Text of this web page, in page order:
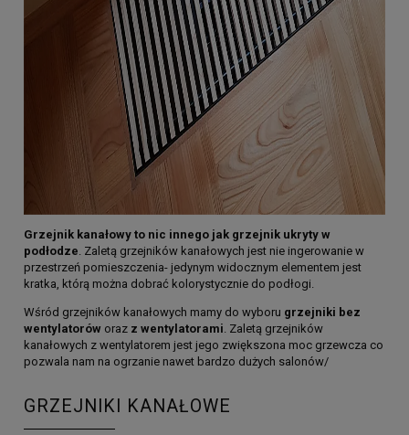
Grzejnik kanałowy to nic innego jak grzejnik ukryty w
podłodze . Zaletą grzejników kanałowych jest nie ingerowanie w
przestrzeń pomieszczenia- jedynym widocznym elementem jest
kratka, którą można dobrać kolorystycznie do podłogi.
Wśród grzejników kanałowych mamy do wyboru grzejniki bez
wentylatorów oraz z wentylatorami . Zaletą grzejników
kanałowych z wentylatorem jest jego zwiększona moc grzewcza co
pozwala nam na ogrzanie nawet bardzo dużych salonów/
GRZEJNIKI KANAŁOWE